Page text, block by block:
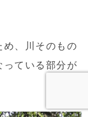
、川そのもの
ている部分が